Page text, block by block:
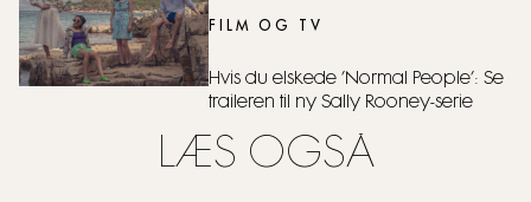
FILM OG TV
Hvis du elskede ’Normal People’: Se
traileren til ny Sally Rooney-serie
LÆS OGSÅ